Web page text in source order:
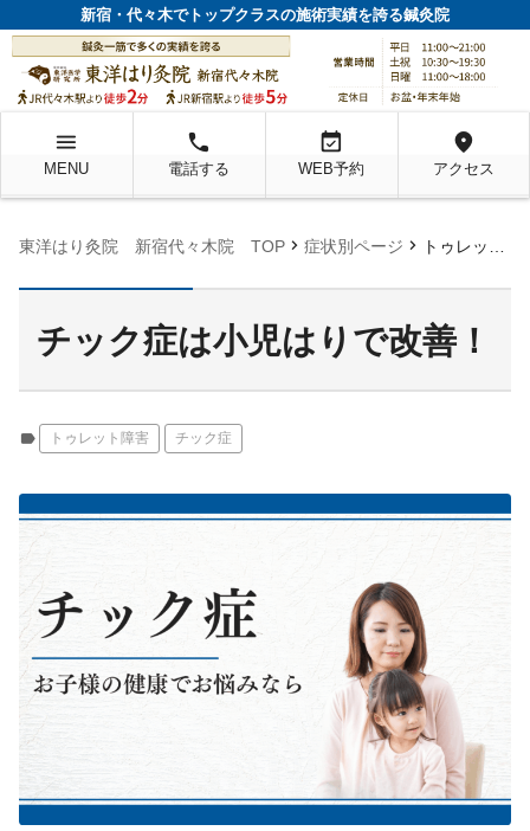
新宿・代々木でトップクラスの施術実績を誇る鍼灸院
menu
MENU
local_phone
電話する
event_available
WEB予約
location_on
アクセス
東洋はり灸院 新宿代々木院 TOP chevron_right 症状別ページ chevron_right トゥレット障害, チック症
チック症は小児はりで改善！
label トゥレット障害 チック症